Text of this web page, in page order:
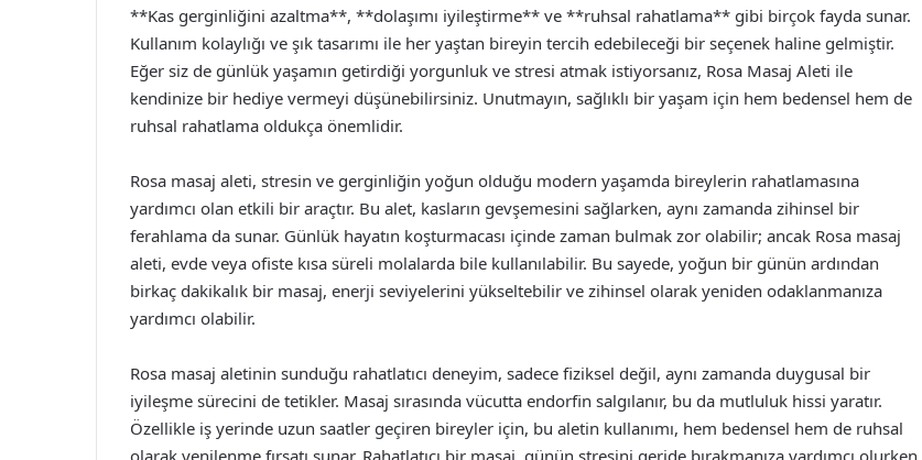
**Kas gerginliğini azaltma**, **dolaşımı iyileştirme** ve **ruhsal rahatlama** gibi birçok fayda sunar.
Kullanım kolaylığı ve şık tasarımı ile her yaştan bireyin tercih edebileceği bir seçenek haline gelmiştir.
Eğer siz de günlük yaşamın getirdiği yorgunluk ve stresi atmak istiyorsanız, Rosa Masaj Aleti ile
kendinize bir hediye vermeyi düşünebilirsiniz. Unutmayın, sağlıklı bir yaşam için hem bedensel hem de
ruhsal rahatlama oldukça önemlidir.
Rosa masaj aleti, stresin ve gerginliğin yoğun olduğu modern yaşamda bireylerin rahatlamasına
yardımcı olan etkili bir araçtır. Bu alet, kasların gevşemesini sağlarken, aynı zamanda zihinsel bir
ferahlama da sunar. Günlük hayatın koşturmacası içinde zaman bulmak zor olabilir; ancak Rosa masaj
aleti, evde veya ofiste kısa süreli molalarda bile kullanılabilir. Bu sayede, yoğun bir günün ardından
birkaç dakikalık bir masaj, enerji seviyelerini yükseltebilir ve zihinsel olarak yeniden odaklanmanıza
yardımcı olabilir.
Rosa masaj aletinin sunduğu rahatlatıcı deneyim, sadece fiziksel değil, aynı zamanda duygusal bir
iyileşme sürecini de tetikler. Masaj sırasında vücutta endorfin salgılanır, bu da mutluluk hissi yaratır.
Özellikle iş yerinde uzun saatler geçiren bireyler için, bu aletin kullanımı, hem bedensel hem de ruhsal
olarak yenilenme fırsatı sunar. Rahatlatıcı bir masaj, günün stresini geride bırakmanıza yardımcı olurken,